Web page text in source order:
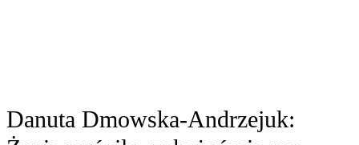
Danuta Dmowska-Andrzejuk: